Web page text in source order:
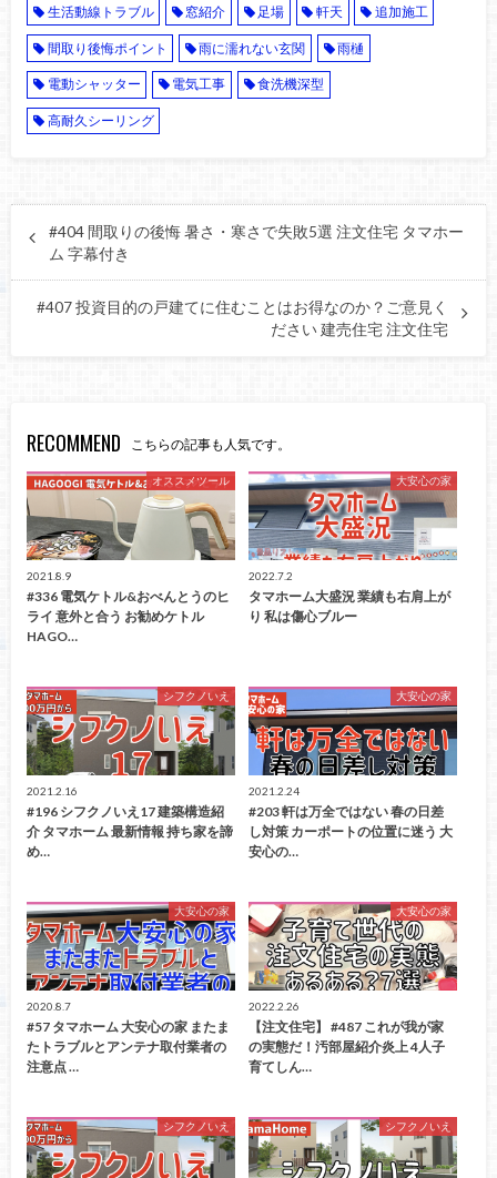
生活動線トラブル 窓紹介 足場 軒天 追加施工
間取り後悔ポイント 雨に濡れない玄関 雨樋
電動シャッター 電気工事 食洗機深型
高耐久シーリング
#404 間取りの後悔 暑さ・寒さで失敗5選 注文住宅 タマホー
ム 字幕付き
#407 投資目的の戸建てに住むことはお得なのか？ご意見く
ださい 建売住宅 注文住宅
RECOMMEND こちらの記事も人気です。
オススメツール
2021.8.9
#336 電気ケトル&おべんとうのヒ
ライ 意外と合う お勧めケトル
HAGO…
大安心の家
2022.7.2
タマホーム大盛況 業績も右肩上が
り 私は傷心ブルー
シフクノいえ
2021.2.16
#196 シフクノいえ17 建築構造紹
介 タマホーム 最新情報 持ち家を諦
め…
大安心の家
2021.2.24
#203 軒は万全ではない 春の日差
し対策 カーポートの位置に迷う 大
安心の…
大安心の家
2020.8.7
#57 タマホーム 大安心の家 またま
たトラブルとアンテナ取付業者の
注意点 …
大安心の家
2022.2.26
【注文住宅】 #487 これが我が家
の実態だ！汚部屋紹介炎上 4人子
育てしん…
シフクノいえ シフクノいえ